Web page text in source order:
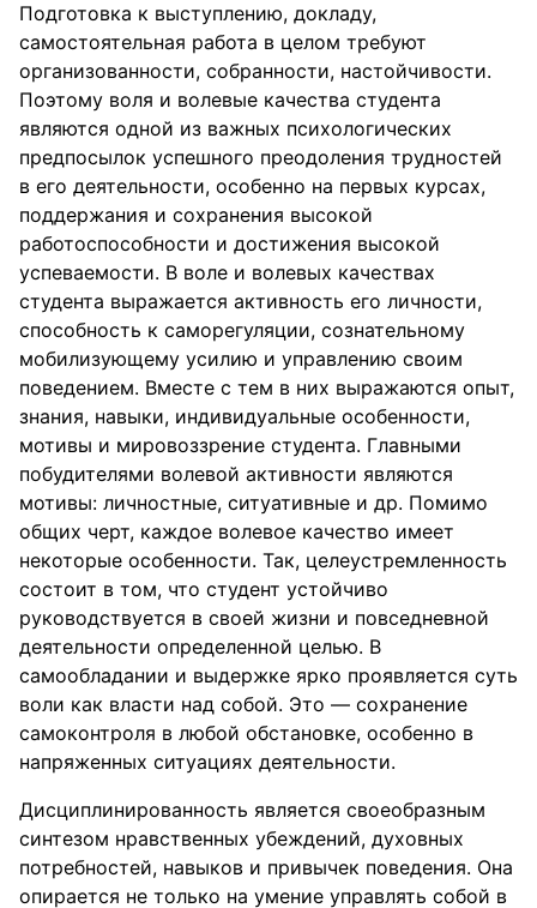
Подготовка к выступлению, докладу,
самостоятельная работа в целом требуют
организованности, собранности, настойчивости.
Поэтому воля и волевые качества студента
являются одной из важных психологических
предпосылок успешного преодоления трудностей
в его деятельности, особенно на первых курсах,
поддержания и сохранения высокой
работоспособности и достижения высокой
успеваемости. В воле и волевых качествах
студента выражается активность его личности,
способность к саморегуляции, сознательному
мобилизующему усилию и управлению своим
поведением. Вместе с тем в них выражаются опыт,
знания, навыки, индивидуальные особенности,
мотивы и мировоззрение студента. Главными
побудителями волевой активности являются
мотивы: личностные, ситуативные и др. Помимо
общих черт, каждое волевое качество имеет
некоторые особенности. Так, целеустремленность
состоит в том, что студент устойчиво
руководствуется в своей жизни и повседневной
деятельности определенной целью. В
самообладании и выдержке ярко проявляется суть
воли как власти над собой. Это — сохранение
самоконтроля в любой обстановке, особенно в
напряженных ситуациях деятельности.
Дисциплинированность является своеобразным
синтезом нравственных убеждений, духовных
потребностей, навыков и привычек поведения. Она
опирается не только на умение управлять собой в